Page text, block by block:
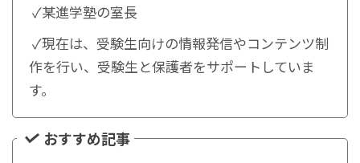
✓某進学塾の室長
✓現在は、受験生向けの情報発信やコンテンツ制
作を行い、受験生と保護者をサポートしていま
す。
おすすめ記事